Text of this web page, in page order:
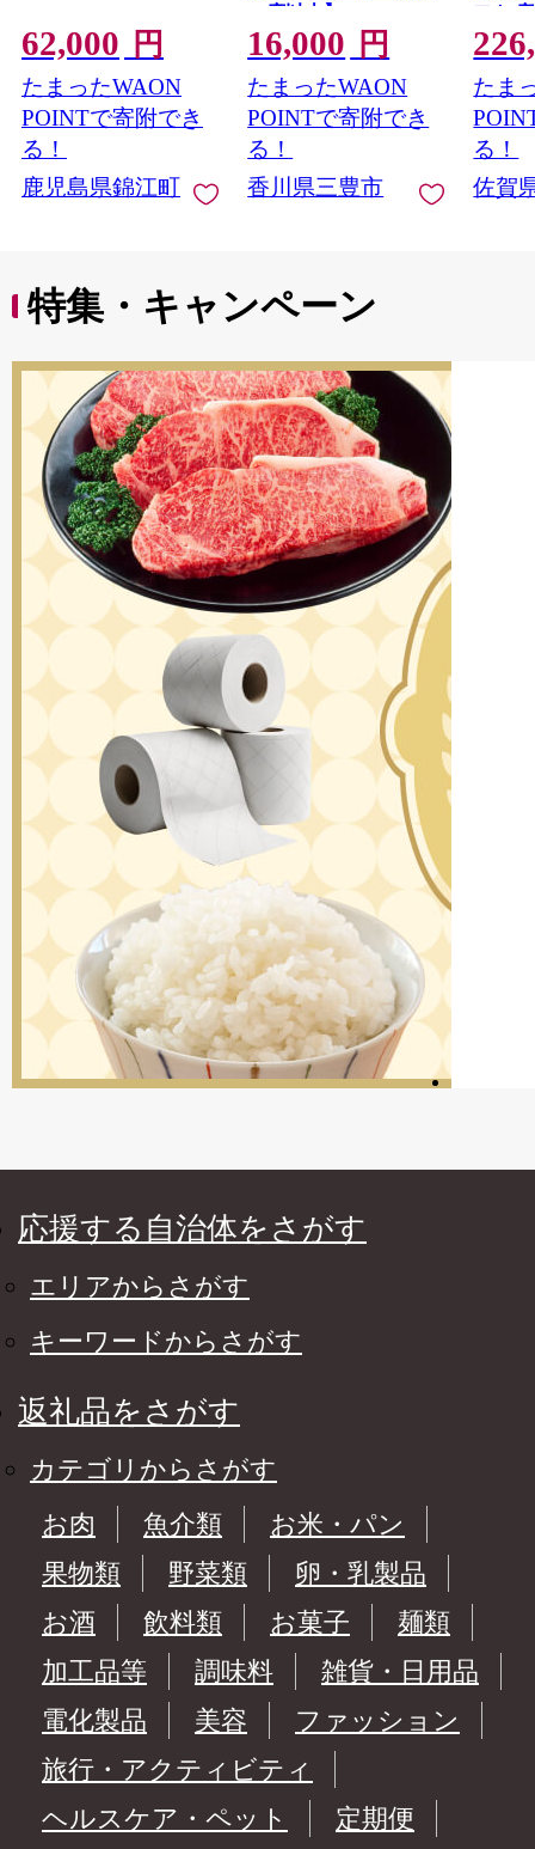
62,000 円
たまったWAON
POINTで寄附でき
る！
鹿児島県錦江町
17度以上】
16,000 円
たまったWAON
POINTで寄附でき
る！
香川県三豊市
フト
たま
る！
佐賀
特集・キャンペーン
応援する自治体をさがす
エリアからさがす
キーワードからさがす
返礼品をさがす
カテゴリからさがす
お肉
魚介類
お米・パン
果物類
野菜類
卵・乳製品
お酒
飲料類 お菓子
麺類
加工品等
調味料
雑貨・日用品
電化製品
美容
ファッション
旅行・アクティビティ
ヘルスケア・ペット
定期便